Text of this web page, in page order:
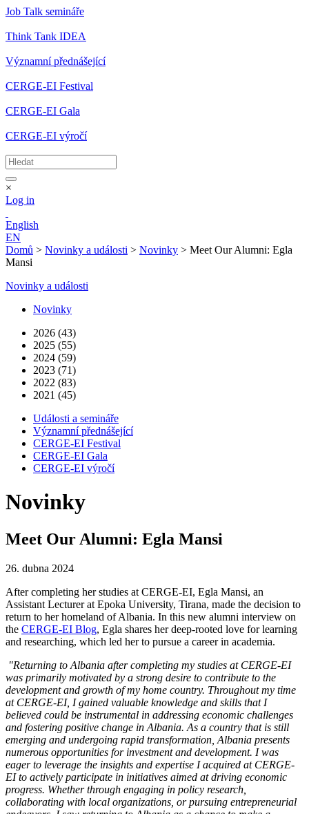
Job Talk semináře
Think Tank IDEA
Významní přednášející
CERGE-EI Festival
CERGE-EI Gala
CERGE-EI výročí
×
Log in
English
EN
Domů > Novinky a události > Novinky > Meet Our Alumni: Egla
Mansi
Novinky a události
Novinky
2026 (43)
2025 (55)
2024 (59)
2023 (71)
2022 (83)
2021 (45)
Události a semináře
Významní přednášející
CERGE-EI Festival
CERGE-EI Gala
CERGE-EI výročí
Novinky
Meet Our Alumni: Egla Mansi
26. dubna 2024
After completing her studies at CERGE-EI, Egla Mansi, an
Assistant Lecturer at Epoka University, Tirana, made the decision to
return to her homeland of Albania. In this new alumni interview on
the CERGE-EI Blog, Egla shares her deep-rooted love for learning
and researching, which led her to pursue a career in academia.
"Returning to Albania after completing my studies at CERGE-EI
was primarily motivated by a strong desire to contribute to the
development and growth of my home country. Throughout my time
at CERGE-EI, I gained valuable knowledge and skills that I
believed could be instrumental in addressing economic challenges
and fostering positive change in Albania. As a country that is still
emerging and undergoing rapid transformation, Albania presents
numerous opportunities for investment and development. I was
eager to leverage the insights and expertise I acquired at CERGE-
EI to actively participate in initiatives aimed at driving economic
progress. Whether through engaging in policy research,
collaborating with local organizations, or pursuing entrepreneurial